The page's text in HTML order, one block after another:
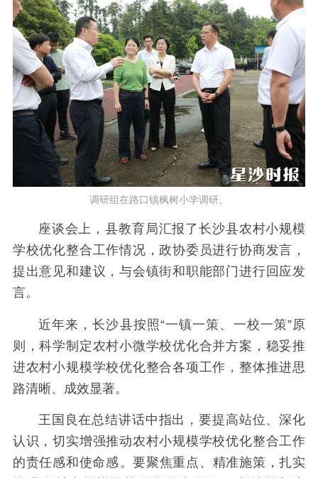
调研组在路口镇枫树小学调研。
座谈会上，县教育局汇报了长沙县农村小规模
学校优化整合工作情况，政协委员进行协商发言，
提出意见和建议，与会镇街和职能部门进行回应发
言。
近年来，长沙县按照“一镇一策、一校一策”原
则，科学制定农村小微学校优化合并方案，稳妥推
进农村小规模学校优化整合各项工作，整体推进思
路清晰、成效显著。
王国良在总结讲话中指出，要提高站位、深化
认识，切实增强推动农村小规模学校优化整合工作
的责任感和使命感‌。要聚焦重点、精准施策，扎实